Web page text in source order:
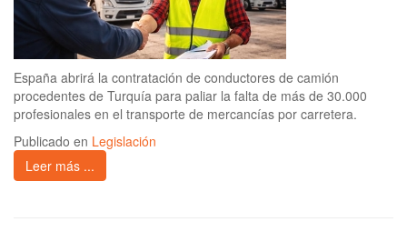
España abrirá la contratación de conductores de camión
procedentes de Turquía para paliar la falta de más de 30.000
profesionales en el transporte de mercancías por carretera.
Publicado en Legislación
Leer más ...